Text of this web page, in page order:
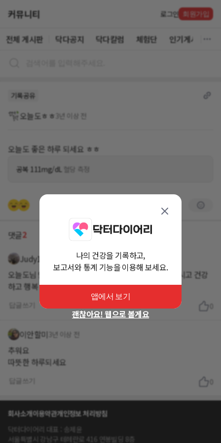
커뮤니티 로그인 회원가입
전체 게시판 닥다공지 닥다칼럼 체험단 인기게시글
기록공유
오늘도ㅎㅎ 3년 이상 전
오늘도 좋은 하루 되세요 ㅎㅎ
공복 111mg/dL 혈당 측정
댓글2
Judy1
오늘도님 안녕하세요 좋은 아침입니다~^^ 감기 주의하시고 건강
하고 행복 가득한 한 주 보내시길 바라요!
이안할미 3년 이상 전
추워요
따뜻한 하루되세요
회사소개이용약관개인정보 처리방침
닥터다이어리 대표 : 송제윤
서울특별시 강남구 테헤란로 416 연봉빌딩 8층
나의 건강을 기록하고,
보고서와 통계 기능을 이용해 보세요.
앱에서 보기
괜찮아요! 웹으로 볼게요